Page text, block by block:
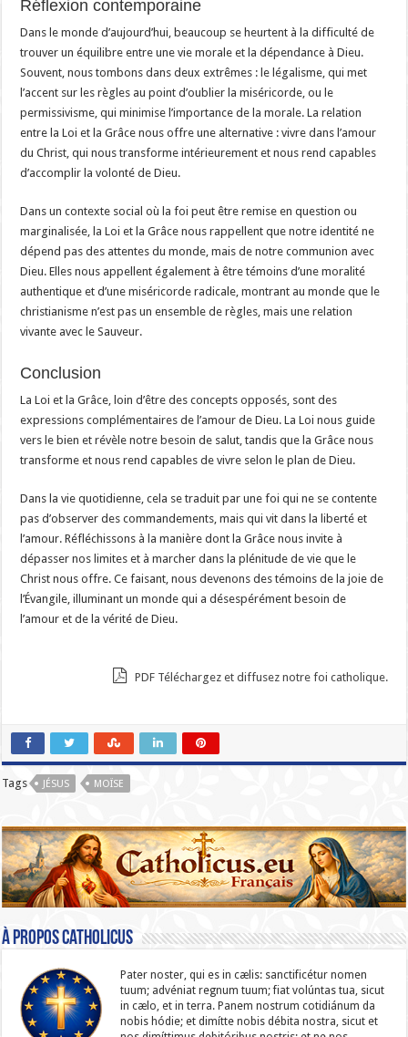
Réflexion contemporaine
Dans le monde d’aujourd’hui, beaucoup se heurtent à la difficulté de
trouver un équilibre entre une vie morale et la dépendance à Dieu.
Souvent, nous tombons dans deux extrêmes : le légalisme, qui met
l’accent sur les règles au point d’oublier la miséricorde, ou le
permissivisme, qui minimise l’importance de la morale. La relation
entre la Loi et la Grâce nous offre une alternative : vivre dans l’amour
du Christ, qui nous transforme intérieurement et nous rend capables
d’accomplir la volonté de Dieu.
Dans un contexte social où la foi peut être remise en question ou
marginalisée, la Loi et la Grâce nous rappellent que notre identité ne
dépend pas des attentes du monde, mais de notre communion avec
Dieu. Elles nous appellent également à être témoins d’une moralité
authentique et d’une miséricorde radicale, montrant au monde que le
christianisme n’est pas un ensemble de règles, mais une relation
vivante avec le Sauveur.
Conclusion
La Loi et la Grâce, loin d’être des concepts opposés, sont des
expressions complémentaires de l’amour de Dieu. La Loi nous guide
vers le bien et révèle notre besoin de salut, tandis que la Grâce nous
transforme et nous rend capables de vivre selon le plan de Dieu.
Dans la vie quotidienne, cela se traduit par une foi qui ne se contente
pas d’observer des commandements, mais qui vit dans la liberté et
l’amour. Réfléchissons à la manière dont la Grâce nous invite à
dépasser nos limites et à marcher dans la plénitude de vie que le
Christ nous offre. Ce faisant, nous devenons des témoins de la joie de
l’Évangile, illuminant un monde qui a désespérément besoin de
l’amour et de la vérité de Dieu.
PDF Téléchargez et diffusez notre foi catholique.
Tags JÉSUS MOÏSE
À propos catholicus
Pater noster, qui es in cælis: sanc­ti­ficétur nomen
tuum; advéniat regnum tuum; fiat volúntas tua, sicut
in cælo, et in terra. Panem nostrum cotidiánum da
nobis hódie; et dimítte nobis débita nostra, sicut et